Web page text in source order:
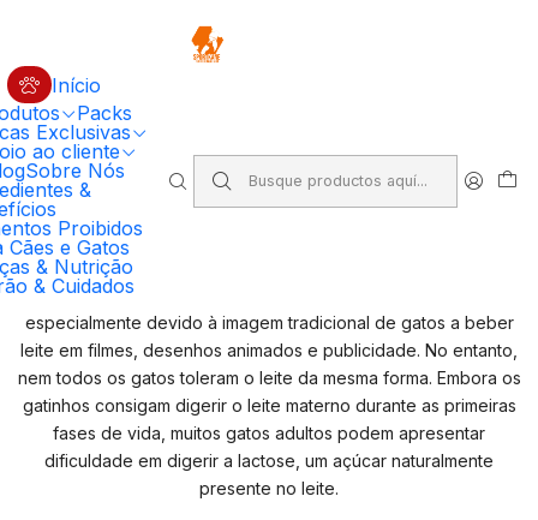
Início
Packs
Exclusivas
ao cliente
Sobre Nós
&
Proibidos
Cães e Gatos
& Nutrição
& Cuidados
🔥 5% DESCONTO EM COMPRAS SUPERIORES A 100€ EM RAÇÃO
PRIMORDIAL PARA CÃOCódigo: PRIMORDIAL5
Compre Agora
Inicio
Leite – Todos os gatos podem beber?
Leite – Todos os gatos podem
O leite é frequentemente associado à alimentação dos gatos,
especialmente devido à imagem tradicional de gatos a beber
leite em filmes, desenhos animados e publicidade. No entanto,
nem todos os gatos toleram o leite da mesma forma. Embora os
gatinhos consigam digerir o leite materno durante as primeiras
fases de vida, muitos gatos adultos podem apresentar
dificuldade em digerir a lactose, um açúcar naturalmente
presente no leite.